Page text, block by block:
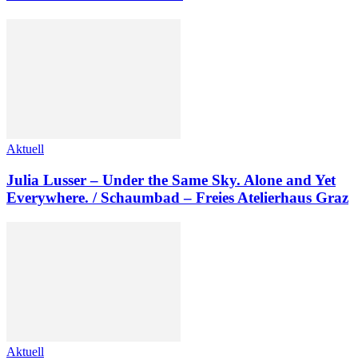
Aktuell
Julia Lusser – Under the Same Sky. Alone and Yet
Everywhere. / Schaumbad – Freies Atelierhaus Graz
Aktuell